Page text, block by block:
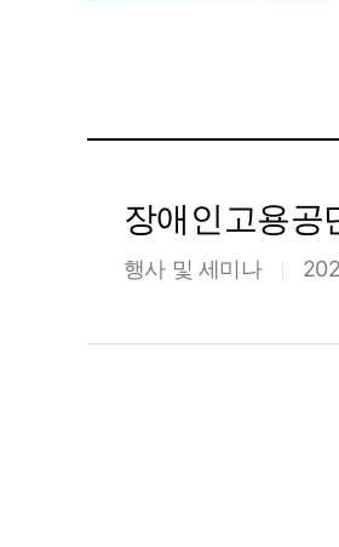
장애인고용공
행사 및 세미나